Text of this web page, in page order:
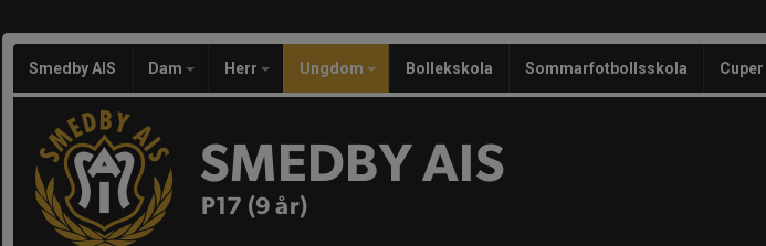
Smedby AIS Dam Herr Ungdom Bollekskola Sommarfotbollsskola Cuper
SMEDBY AIS
P17 (9 år)